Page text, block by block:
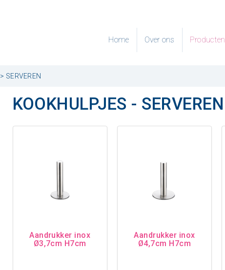
Home Over ons Producten
> SERVEREN
KOOKHULPJES - SERVEREN
Aandrukker inox
Ø3,7cm H7cm
Aandrukker inox
Ø4,7cm H7cm